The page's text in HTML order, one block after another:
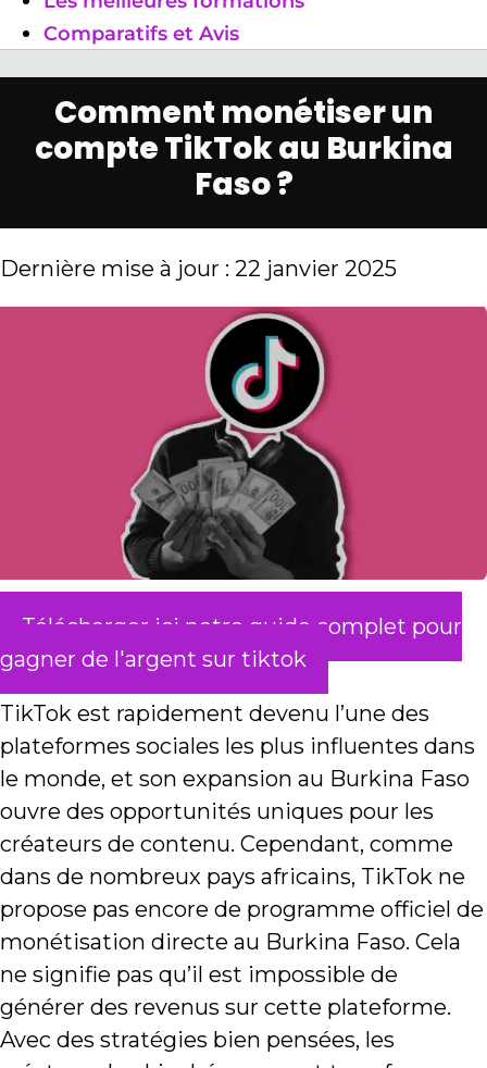
Comparatifs et Avis
Comment monétiser un
compte TikTok au Burkina
Faso ?
Dernière mise à jour : 22 janvier 2025
Télécharger ici notre guide complet pour
gagner de l'argent sur tiktok
TikTok est rapidement devenu l’une des
plateformes sociales les plus influentes dans
le monde, et son expansion au Burkina Faso
ouvre des opportunités uniques pour les
créateurs de contenu. Cependant, comme
dans de nombreux pays africains, TikTok ne
propose pas encore de programme officiel de
monétisation directe au Burkina Faso. Cela
ne signifie pas qu’il est impossible de
générer des revenus sur cette plateforme.
Avec des stratégies bien pensées, les